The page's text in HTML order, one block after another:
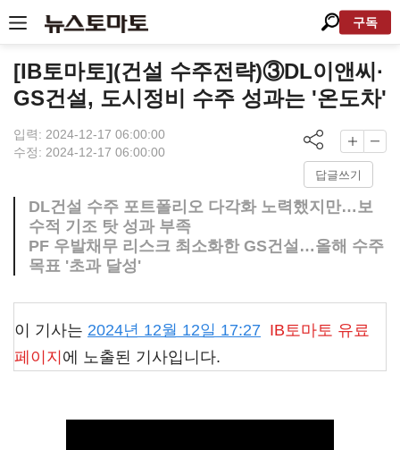
구독
[IB토마토](건설 수주전략)③DL이앤씨·
GS건설, 도시정비 수주 성과는 '온도차'
입력: 2024-12-17 06:00:00
수정: 2024-12-17 06:00:00
답글쓰기
DL건설 수주 포트폴리오 다각화 노력했지만…보
수적 기조 탓 성과 부족
PF 우발채무 리스크 최소화한 GS건설…올해 수주
목표 '초과 달성'
이 기사는 2024년 12월 12일 17:27 IB토마토 유료
페이지 에 노출된 기사입니다.